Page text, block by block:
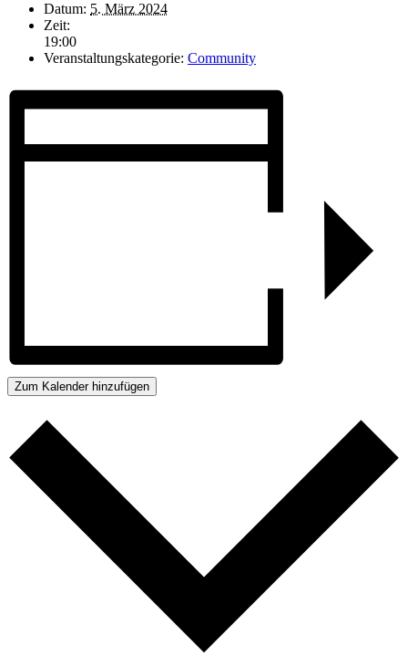
Datum: 5. März 2024
Zeit:
19:00
Veranstaltungskategorie: Community
Zum Kalender hinzufügen